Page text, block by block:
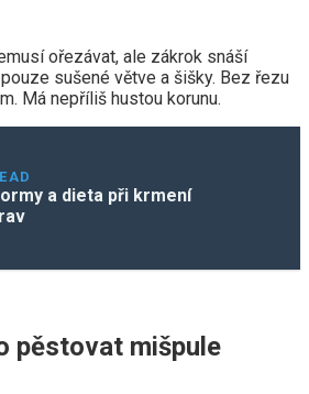
ořezávat, ale zákrok snáší
sušené větve a šišky. Bez řezu
Má nepříliš hustou korunu.
a dieta při krmení
pěstovat mišpule